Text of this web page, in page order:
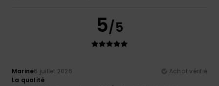
5/5
Marine6 juillet 2026
Achat vérifié
La qualité